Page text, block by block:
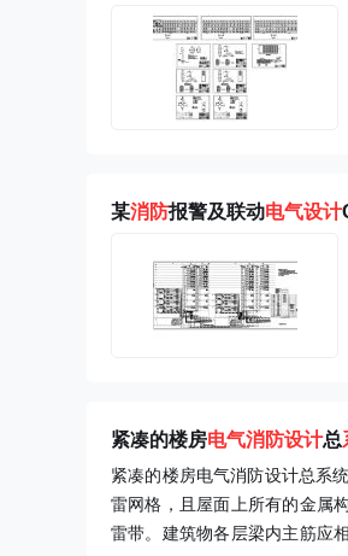
某消防报警及联动电气设计
紧凑的楼房电气消防设计总
紧凑的楼房电气消防设计总系
雷网格，且屋面上所有的金属
雷带。建筑物各层梁内主筋应